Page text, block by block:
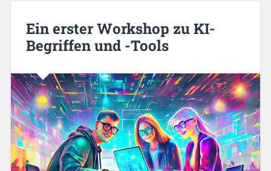
Ein erster Workshop zu KI-
Begriffen und -Tools